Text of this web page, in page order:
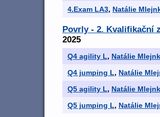
4.Exam LA3, Natálie
Povrly - 2. Kvalifikační
2025
Q4 agility L, Natálie
Q4 jumping L, Natálie
Q5 agility L, Natálie
Q5 jumping L, Natálie